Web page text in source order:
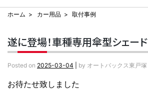
ホーム カー用品 取付事例
遂に登場！車種専用傘型シェード
Posted on 2025-03-04 by オートバックス東戸塚
お待たせ致しました